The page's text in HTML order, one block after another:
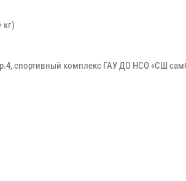
кг)
спортивный комплекс ГАУ ДО НСО «СШ